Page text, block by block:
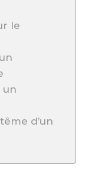
le
un
d’un